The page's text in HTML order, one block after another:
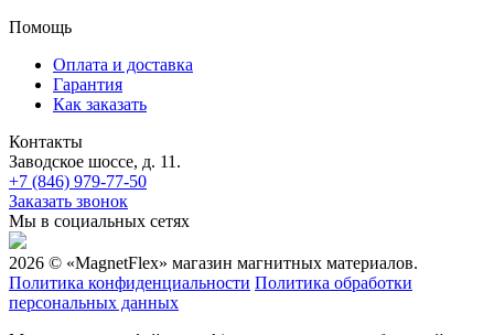
Помощь
Оплата и доставка
Гарантия
Как заказать
Контакты
Заводское шоссе, д. 11.
+7 (846) 979-77-50
Заказать звонок
Мы в социальных сетях
2026 © «MagnetFlex» магазин магнитных материалов.
Политика конфиденциальности Политика обработки
персональных данных